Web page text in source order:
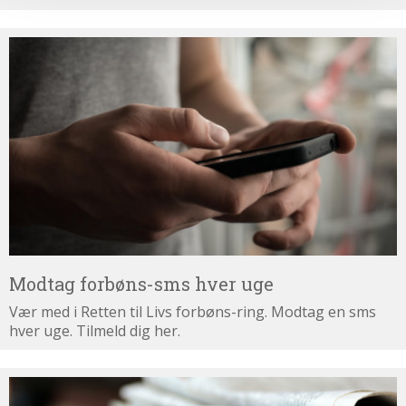
uge
Modtag forbøns-sms hver uge
Vær med i Retten til Livs forbøns-ring. Modtag en sms
hver uge. Tilmeld dig her.
Tilmeld